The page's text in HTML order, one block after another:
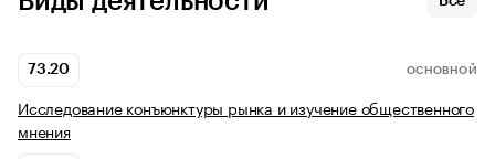
73.20 ОСНОВНОЙ
Исследование конъюнктуры рынка и изучение общественного
мнения